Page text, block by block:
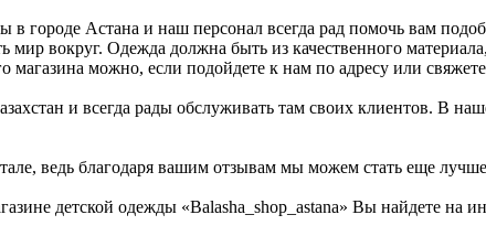
в городе Астана и наш персонал всегда рад помочь вам
вокруг. Одежда должна быть из качественного
магазина можно, если подойдете к нам по адресу или
и всегда рады обслуживать там своих клиентов. В
ведь благодаря вашим отзывам мы можем стать еще
детской одежды «Balasha_shop_astana» Вы найдете на